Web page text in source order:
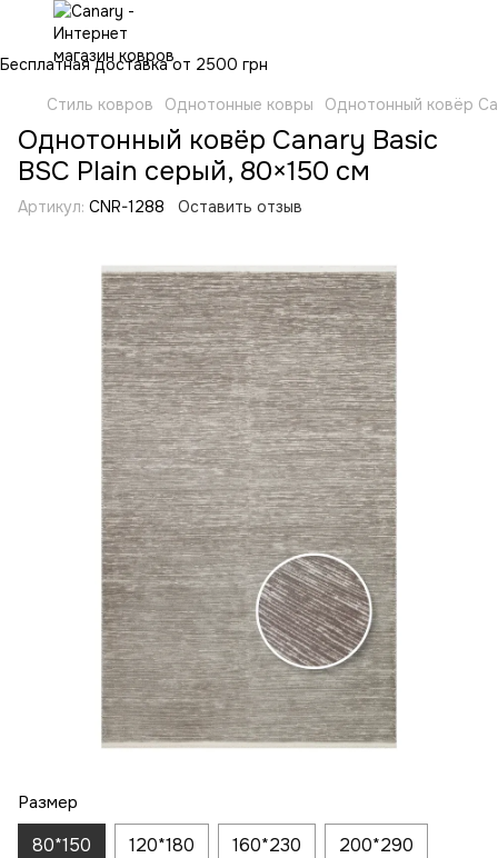
Бесплатная доставка от 2500 грн
Стиль ковров
Однотонные ковры Однотонный ковёр
Однотонный ковёр Canary Basic
BSC Plain серый, 80×150 см
Артикул: CNR-1288 Оставить отзыв
Размер
80*150 120*180 160*230 200*290